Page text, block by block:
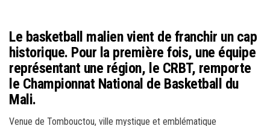
Le basketball malien vient de franchir un cap
historique. Pour la première fois, une équipe
représentant une région, le CRBT, remporte
le Championnat National de Basketball du
Mali.
Venue de Tombouctou, ville mystique et emblématique